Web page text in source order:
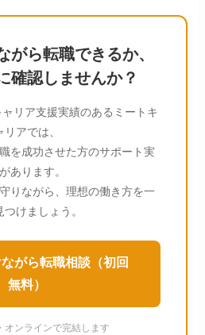
がら転職できるか、
確認しませんか？
リア支援実績のあるミートキ
リアでは、
を成功させた方のサポート実
あります。
りながら、理想の働き方を一
つけましょう。
がら転職相談（初回
無料）
オンラインで完結します